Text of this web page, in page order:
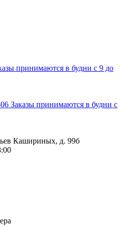
принимаются в будни с 9 до
Заказы принимаются в будни с
Кашириных, д. 99б